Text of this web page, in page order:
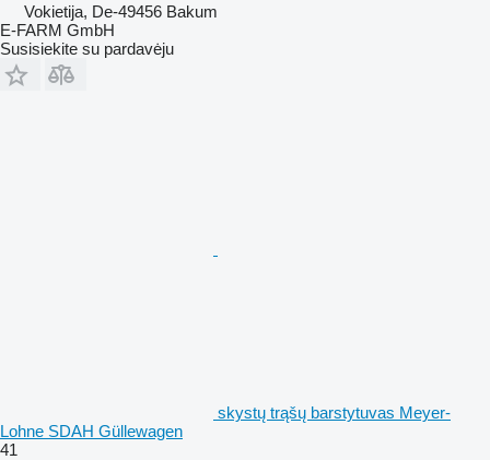
Vokietija, De-49456 Bakum
E-FARM GmbH
Susisiekite su pardavėju
skystų trąšų barstytuvas Meyer-
Lohne SDAH Güllewagen
41